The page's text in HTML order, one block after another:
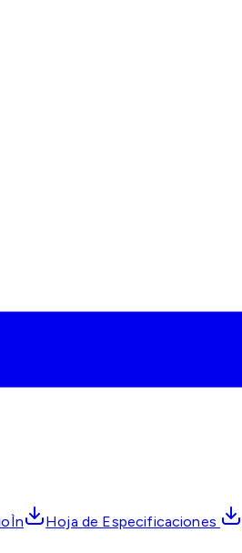
Hoja de Especificaciones